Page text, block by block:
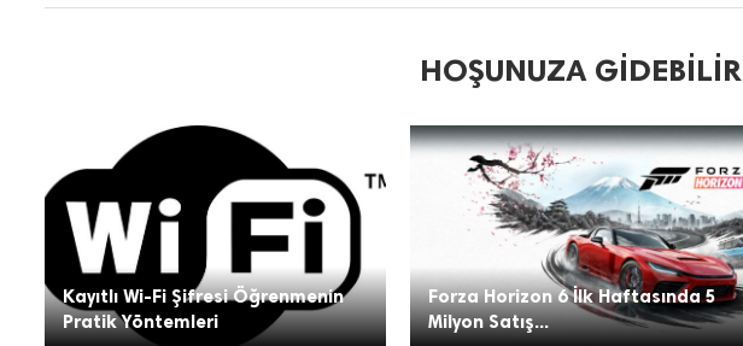
HOŞUNUZA GIDEBILIR
Kayıtlı Wi-Fi Şifresi Öğrenmenin
Pratik Yöntemleri
Forza Horizon 6 İlk Haftasında 5
Milyon Satış...